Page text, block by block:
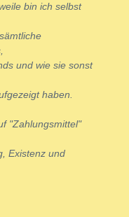
bin ich selbst
und wie sie sonst
haben.
"Zahlungsmittel"
Existenz und